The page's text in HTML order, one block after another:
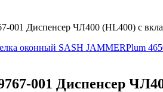
001 Диспенсер ЧЛ400 (HL400) с
оконный SASH JAMMERPlum
001 Диспенсер